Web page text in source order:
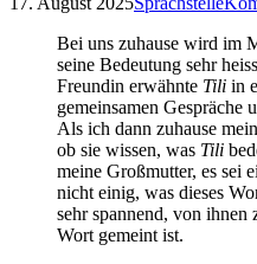
Bei uns zuhause wird im
seine Bedeutung sehr
Freundin erwähnte Tili in
gemeinsamen Gespräche
Als ich dann zuhause
ob sie wissen, was Tili
meine Großmutter, es sei
nicht einig, was dieses
sehr spannend, von ihnen
Wort gemeint ist.